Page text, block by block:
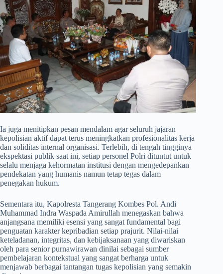
​Ia juga menitipkan pesan mendalam agar seluruh jajaran
kepolisian aktif dapat terus meningkatkan profesionalitas kerja
dan soliditas internal organisasi. Terlebih, di tengah tingginya
ekspektasi publik saat ini, setiap personel Polri dituntut untuk
selalu menjaga kehormatan institusi dengan mengedepankan
pendekatan yang humanis namun tetap tegas dalam
penegakan hukum.
​Sementara itu, Kapolresta Tangerang Kombes Pol. Andi
Muhammad Indra Waspada Amirullah menegaskan bahwa
anjangsana memiliki esensi yang sangat fundamental bagi
penguatan karakter kepribadian setiap prajurit. Nilai-nilai
keteladanan, integritas, dan kebijaksanaan yang diwariskan
oleh para senior purnawirawan dinilai sebagai sumber
pembelajaran kontekstual yang sangat berharga untuk
menjawab berbagai tantangan tugas kepolisian yang semakin